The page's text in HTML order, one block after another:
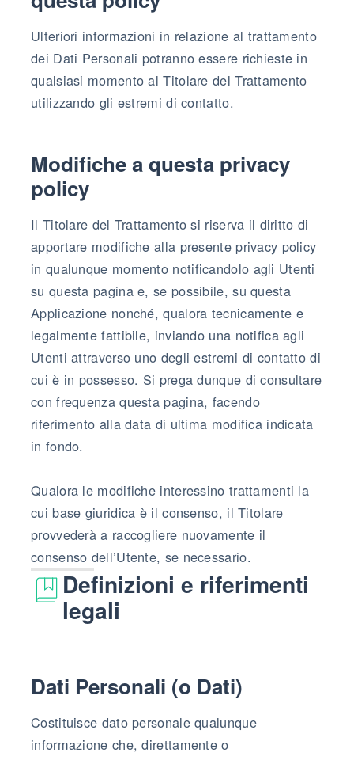
Ulteriori informazioni in relazione al trattamento
dei Dati Personali potranno essere richieste in
qualsiasi momento al Titolare del Trattamento
utilizzando gli estremi di contatto.
Modifiche a questa privacy
policy
Il Titolare del Trattamento si riserva il diritto di
apportare modifiche alla presente privacy policy
in qualunque momento notificandolo agli Utenti
su questa pagina e, se possibile, su questa
Applicazione nonché, qualora tecnicamente e
legalmente fattibile, inviando una notifica agli
Utenti attraverso uno degli estremi di contatto di
cui è in possesso. Si prega dunque di consultare
con frequenza questa pagina, facendo
riferimento alla data di ultima modifica indicata
in fondo.
Qualora le modifiche interessino trattamenti la
cui base giuridica è il consenso, il Titolare
provvederà a raccogliere nuovamente il
consenso dell’Utente, se necessario.
Definizioni e riferimenti
legali
Dati Personali (o Dati)
Costituisce dato personale qualunque
informazione che, direttamente o